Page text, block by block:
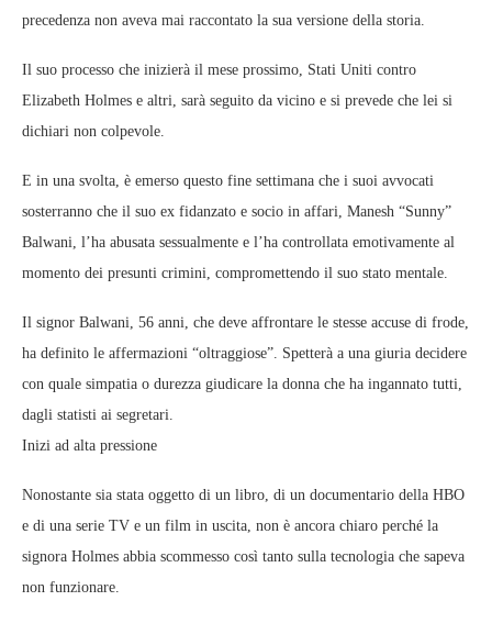
precedenza non aveva mai raccontato la sua versione della storia.
Il suo processo che inizierà il mese prossimo, Stati Uniti contro
Elizabeth Holmes e altri, sarà seguito da vicino e si prevede che lei si
dichiari non colpevole.
E in una svolta, è emerso questo fine settimana che i suoi avvocati
sosterranno che il suo ex fidanzato e socio in affari, Manesh “Sunny”
Balwani, l’ha abusata sessualmente e l’ha controllata emotivamente al
momento dei presunti crimini, compromettendo il suo stato mentale.
Il signor Balwani, 56 anni, che deve affrontare le stesse accuse di frode,
ha definito le affermazioni “oltraggiose”. Spetterà a una giuria decidere
con quale simpatia o durezza giudicare la donna che ha ingannato tutti,
dagli statisti ai segretari.
Inizi ad alta pressione
Nonostante sia stata oggetto di un libro, di un documentario della HBO
e di una serie TV e un film in uscita, non è ancora chiaro perché la
signora Holmes abbia scommesso così tanto sulla tecnologia che sapeva
non funzionare.